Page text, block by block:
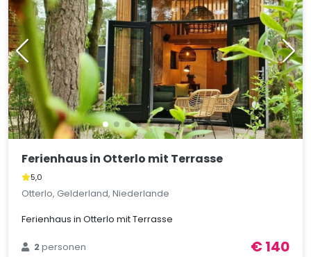
Ferienhaus in Otterlo mit Terrasse
5,0
Otterlo, Gelderland, Niederlande
Ferienhaus in Otterlo mit Terrasse
2personen
€ 140